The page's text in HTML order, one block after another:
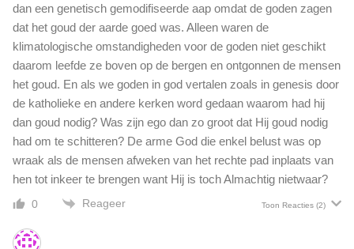
e
l
i
e
e
r
v
a
r
n
e
dan een genetisch gemodifiseerde aap omdat de goden zagen
dat het goud der aarde goed was. Alleen waren de
klimatologische omstandigheden voor de goden niet geschikt
daarom leefde ze boven op de bergen en ontgonnen de mensen
het goud. En als we goden in god vertalen zoals in genesis door
de katholieke en andere kerken word gedaan waarom had hij
dan goud nodig? Was zijn ego dan zo groot dat Hij goud nodig
had om te schitteren? De arme God die enkel belust was op
wraak als de mensen afweken van het rechte pad inplaats van
hen tot inkeer te brengen want Hij is toch Almachtig nietwaar?
0 Reageer Toon Reacties (2)